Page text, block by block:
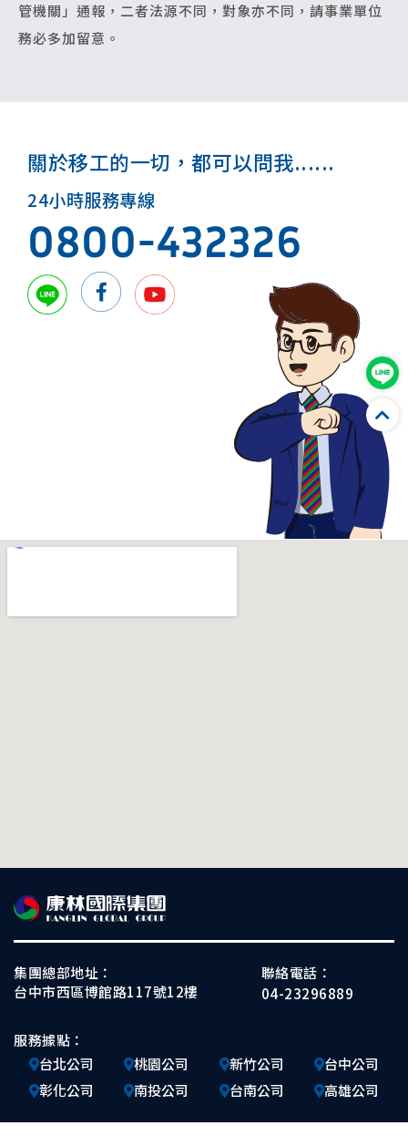
管機關」通報，二者法源不同，對象亦不同，請事業單位
務必多加留意。
關於移工的一切，都可以問我......
24小時服務專線
0800-432326
集團總部地址：
台中市西區博館路117號12樓
聯絡電話：
04-23296889
服務據點：
台北公司
桃園公司 新竹公司
台中公司
彰化公司
南投公司 台南公司 高雄公司